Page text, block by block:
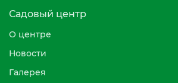
Садовый центр
О центре
Новости
Галерея